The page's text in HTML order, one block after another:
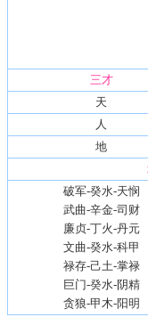
三才
天
人
地
破军-癸水-天悯
武曲-辛金-司财
廉贞-丁火-丹元
文曲-癸水-科甲
禄存-己土-掌禄
巨门-癸水-阴精
贪狼-甲木-阳明